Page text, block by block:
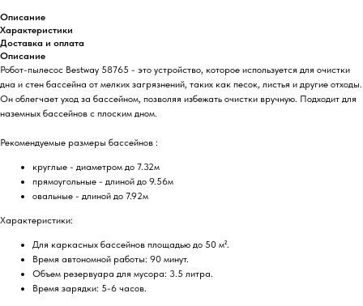
Описание
Характеристики
Доставка и оплата
Описание
Робот-пылесос Bestway 58765 - это устройство, которое используется для очистки
дна и стен бассейна от мелких загрязнений, таких как песок, листья и другие отходы.
Он облегчает уход за бассейном, позволяя избежать очистки вручную. Подходит для
наземных бассейнов с плоским дном.
Рекомендуемые размеры бассейнов :
круглые - диаметром до 7.32м
прямоугольные - длиной до 9.56м
овальные - длиной до 7.92м
Характеристики:
Для каркасных бассейнов площадью до 50 м².
Время автономной работы: 90 минут.
Объем резервуара для мусора: 3.5 литра.
Время зарядки: 5-6 часов.